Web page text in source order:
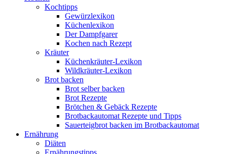
Kochtipps
Gewürzlexikon
Küchenlexikon
Der Dampfgarer
Kochen nach Rezept
Kräuter
Küchenkräuter-Lexikon
Wildkräuter-Lexikon
Brot backen
Brot selber backen
Brot Rezepte
Brötchen & Gebäck Rezepte
Brotbackautomat Rezepte und Tipps
Sauerteigbrot backen im Brotbackautomat
Ernährung
Diäten
Ernährungstipps